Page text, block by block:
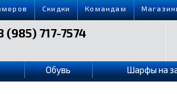
Скидки Командам
(985) 717-7574
Обувь Шарфы на